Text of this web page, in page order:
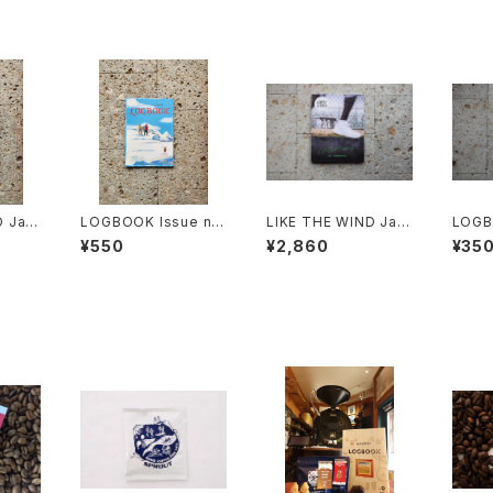
Jap
LOGBOOK Issue no.
9
¥550
LIKE THE WIND Jap
an #02
¥2,860
8
¥350